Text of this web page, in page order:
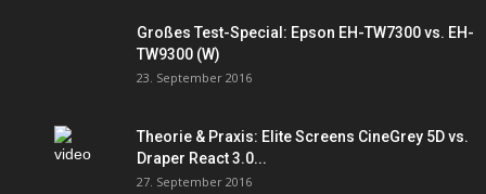
Großes Test-Special: Epson EH-TW7300 vs. EH-
TW9300 (W)
23. September 2016
Theorie & Praxis: Elite Screens CineGrey 5D vs.
Draper React 3.0...
27. September 2016